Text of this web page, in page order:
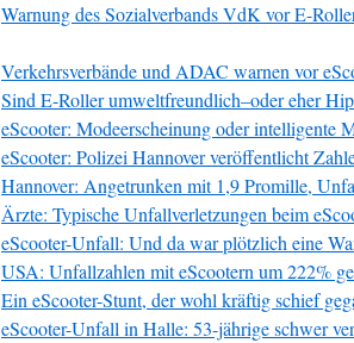
Warnung des Sozialverbands VdK vor E-
Verkehrsverbände und ADAC warnen vor
Sind E-Roller umweltfreundlich–oder eher
eScooter: Modeerscheinung oder intelligente
eScooter: Polizei Hannover veröffentlicht
Hannover: Angetrunken mit 1,9 Promille,
Ärzte: Typische Unfallverletzungen beim
eScooter-Unfall: Und da war plötzlich eine
USA: Unfallzahlen mit eScootern um 222%
Ein eScooter-Stunt, der wohl kräftig schief
eScooter-Unfall in Halle: 53-jährige schwer